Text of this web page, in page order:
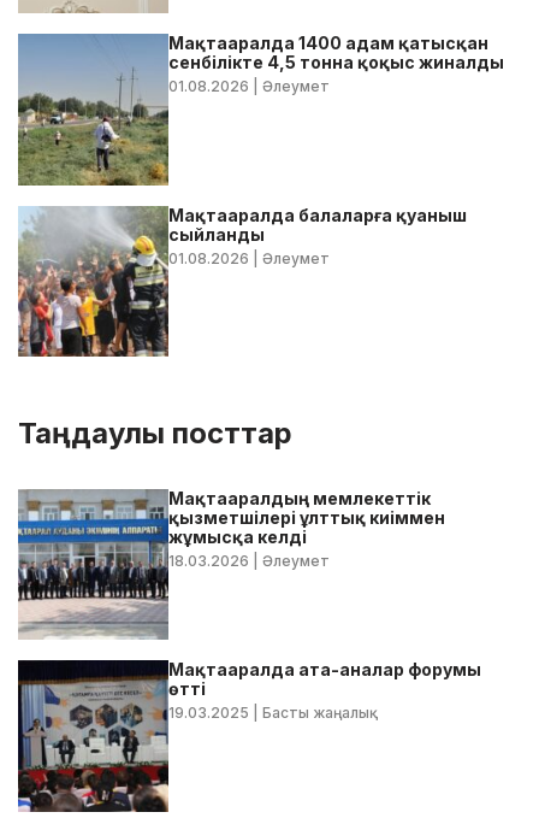
Мақтааралда 1400 адам қатысқан
сенбілікте 4,5 тонна қоқыс жиналды
01.08.2026 | Әлеумет
Мақтааралда балаларға қуаныш
сыйланды
01.08.2026 | Әлеумет
Таңдаулы посттар
Мақтааралдың мемлекеттік
қызметшілері ұлттық киіммен
жұмысқа келді
18.03.2026 | Әлеумет
Мақтааралда ата-аналар форумы
өтті
19.03.2025 | Басты жаңалық